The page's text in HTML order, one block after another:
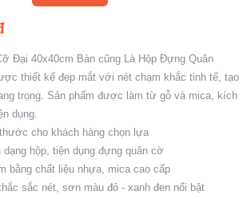
Đại 40x40cm Bàn cũng Là Hộp Đựng Quân
thiết kế đẹp mắt với nét chạm khắc tinh tế, tạo
trọng. Sản phẩm được làm từ gỗ và mica, kích
dụng.
cho khách hàng chọn lựa
dạng hộp, tiện dụng đựng quân cờ
bằng chất liệu nhựa, mica cao cấp
sắc nét, sơn màu đỏ - xanh đen nổi bật